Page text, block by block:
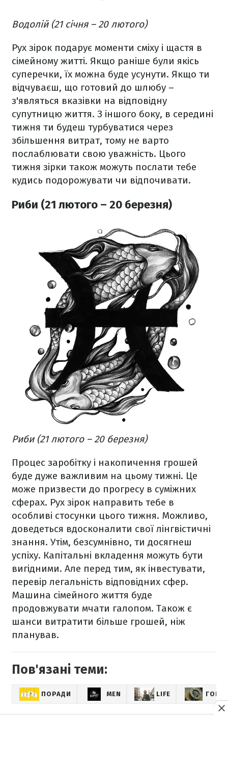
Водолій (21 січня – 20 лютого)
Рух зірок подарує моменти сміху і щастя в
сімейному житті. Якщо раніше були якісь
суперечки, їх можна буде усунути. Якщо ти
відчуваєш, що готовий до шлюбу –
з'являться вказівки на відповідну
супутницю життя. З іншого боку, в середині
тижня ти будеш турбуватися через
збільшення витрат, тому не варто
послаблювати свою уважність. Цього
тижня зірки також можуть послати тебе
кудись подорожувати чи відпочивати.
Риби (21 лютого – 20 березня)
Риби (21 лютого – 20 березня)
Процес заробітку і накопичення грошей
буде дуже важливим на цьому тижні. Це
може призвести до прогресу в суміжних
сферах. Рух зірок направить тебе в
особливі стосунки цього тижня. Можливо,
доведеться вдосконалити свої лінгвістичні
знання. Утім, безсумнівно, ти досягнеш
успіху. Капітальні вкладення можуть бути
вигідними. Але перед тим, як інвестувати,
перевір легальність відповідних сфер.
Машина сімейного життя буде
продовжувати мчати галопом. Також є
шанси витратити більше грошей, ніж
планував.
Пов'язані теми:
ПОРАДИ MEN LIFE